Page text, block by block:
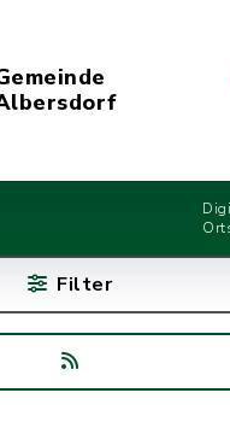
Filter